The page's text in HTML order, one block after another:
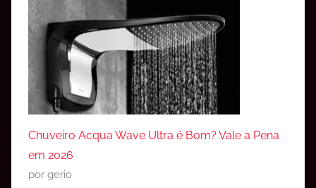
Chuveiro Acqua Wave Ultra é Bom? Vale a Pena
em 2026
por gerio